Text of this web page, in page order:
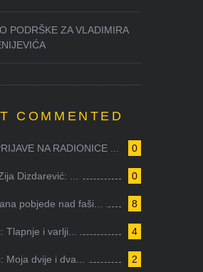
PODRŠKE ZA VLADIMIRA
COMMENTED
0
NA RADIONICE ...
0
Dizdarević: ...
8
pobjede nad faši...
4
Tlapnje i varlji...
2
Moja dvije i dva...